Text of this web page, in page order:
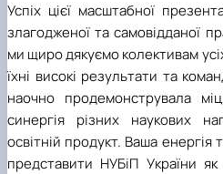
Успіх цієї масштабної
злагодженої та самовідданої
ми щиро дякуємо колективам
їхні високі результати та
наочно продемонструвала
синергія різних наукових
освітній продукт. Ваша
представити НУБіП України